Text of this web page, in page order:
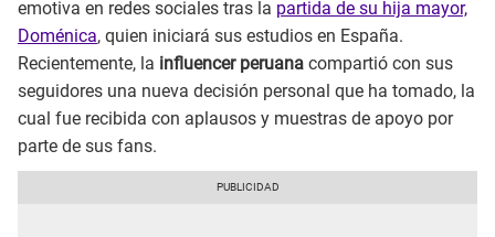
emotiva en redes sociales tras la partida de su hija mayor,
Doménica, quien iniciará sus estudios en España.
Recientemente, la influencer peruana compartió con sus
seguidores una nueva decisión personal que ha tomado, la
cual fue recibida con aplausos y muestras de apoyo por
parte de sus fans.